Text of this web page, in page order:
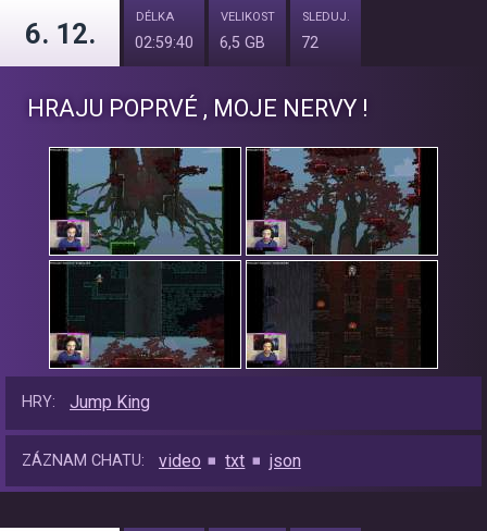
6. 12.
DÉLKA
02:59:40
VELIKOST
6,5 GB
SLEDUJ.
72
HRAJU POPRVÉ , MOJE NERVY !
HRY: Jump King
ZÁZNAM CHATU: video txt json